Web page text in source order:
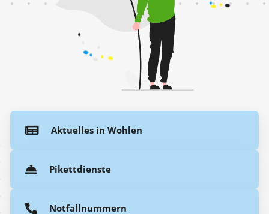
Aktuelles in Wohlen
Pikettdienste
Notfallnummern